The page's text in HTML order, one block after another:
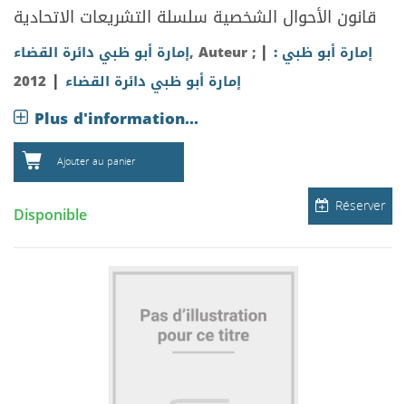
سلسلة التشريعات الاتحادية قانون الأحوال الشخصية
إمارة أبو ظبي دائرة القضاء, Auteur ; | إمارة أبو ظبي :
إمارة أبو ظبي دائرة القضاء |
2012
Plus d'information...
Ajouter au panier
Réserver
Disponible